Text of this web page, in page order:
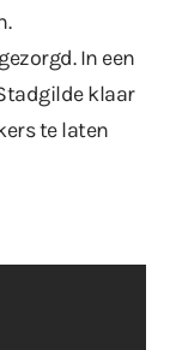
In een
klaar
te laten